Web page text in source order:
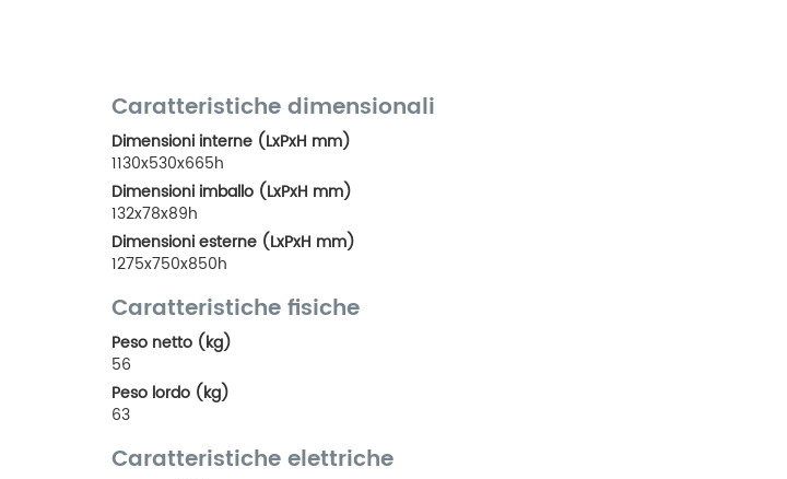
Caratteristiche dimensionali
Dimensioni interne (LxPxH mm)
1130x530x665h
Dimensioni imballo (LxPxH mm)
132x78x89h
Dimensioni esterne (LxPxH mm)
1275x750x850h
Caratteristiche fisiche
Peso netto (kg)
56
Peso lordo (kg)
63
Caratteristiche elettriche